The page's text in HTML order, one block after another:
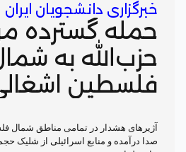
خبرگزاری دانشجویان ایران
حمله گسترده
حزب‌الله به
فلسطین
آژیرهای هشدار در تمامی مناطق شمال
صدا درآمده و منابع اسرائیلی از شلیک